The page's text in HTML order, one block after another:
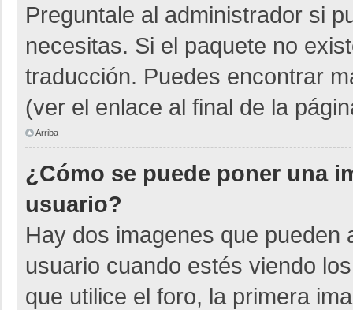
Preguntale al administrador si
necesitas. Si el paquete no
traducción. Puedes encontrar
(ver el enlace al final de la
Arriba
¿Cómo se puede poner una
usuario?
Hay dos imagenes que
usuario cuando estés viendo
que utilice el foro, la primera